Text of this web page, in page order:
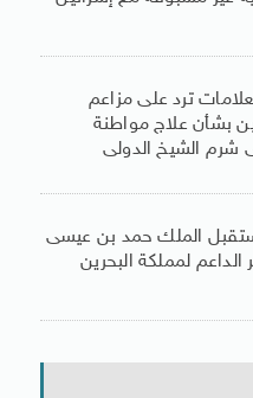
ترد على مزاعم
بشأن علاج مواطنة
شرم الشيخ الدولى
الملك حمد بن عيسى
لمملكة البحرين